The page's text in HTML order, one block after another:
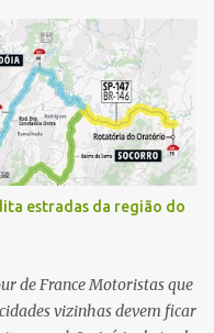
estradas da região do
de France Motoristas que
vizinhas devem ficar